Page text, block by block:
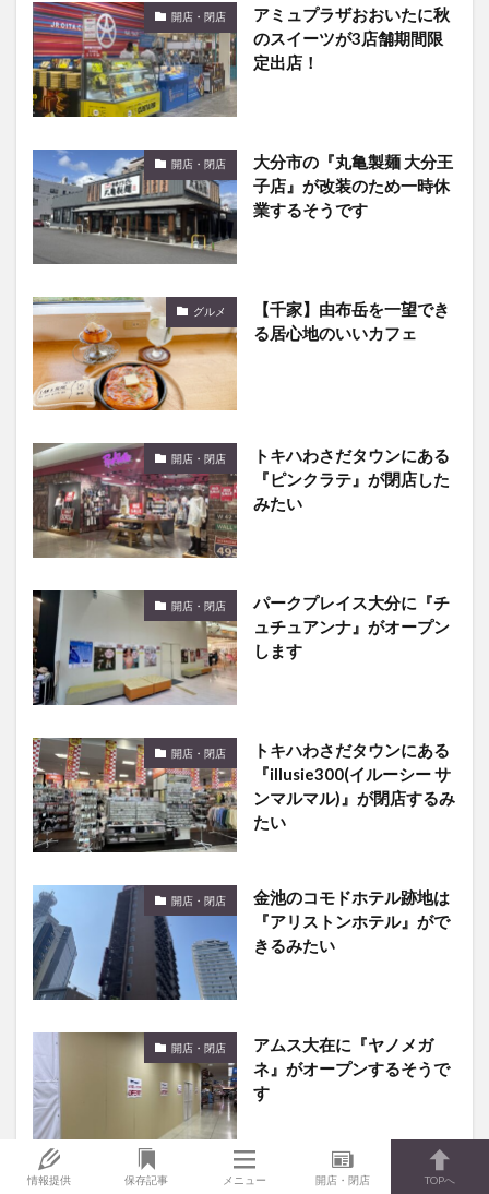
開店・閉店
アミュプラザおおいたに秋
のスイーツが3店舗期間限
定出店！
開店・閉店
大分市の『丸亀製麺 大分王
子店』が改装のため一時休
業するそうです
グルメ
【千家】由布岳を一望でき
る居心地のいいカフェ
開店・閉店
トキハわさだタウンにある
『ピンクラテ』が閉店した
みたい
開店・閉店
パークプレイス大分に『チ
ュチュアンナ』がオープン
します
開店・閉店
トキハわさだタウンにある
『illusie300(イルーシー サ
ンマルマル)』が閉店するみ
たい
開店・閉店
金池のコモドホテル跡地は
『アリストンホテル』がで
きるみたい
開店・閉店
アムス大在に『ヤノメガ
ネ』がオープンするそうで
す
情報提供 保存記事 メニュー 開店・閉店 TOPへ